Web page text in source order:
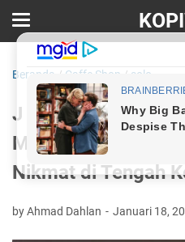
Beranda / Caffe Shop / solo
J Co Donuts &
Menikmati Cita
Nikmat di Tengah
by Ahmad Dahlan Januari 18,